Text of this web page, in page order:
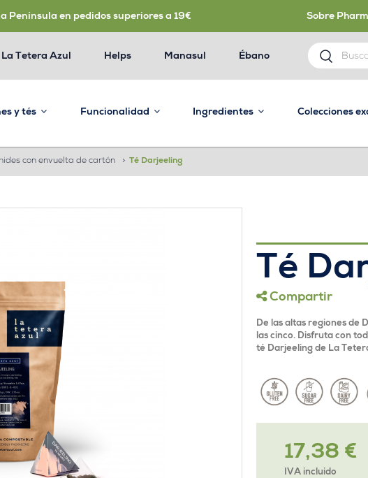
Península en pedidos superiores a 19€ Sobre
La Tetera Azul Helps Manasul Ébano
y tés Funcionalidad Ingredientes Colecciones
con envuelta de cartón > Té Darjeeling
Té
Compartir
De las altas regiones de
las cinco. Disfruta con
té Darjeeling de La
17,38 €
IVA incluido